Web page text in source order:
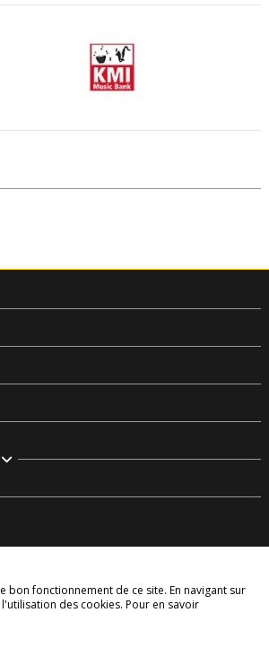
Bollymarket.com - Tous Droits Réservés
bon fonctionnement de ce site. En navigant sur
des cookies. Pour en savoir